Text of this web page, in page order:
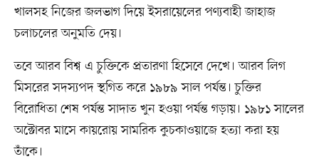
খালসহ নিজের জলভাগ দিয়ে ইসরায়েলের পণ্যবাহী জাহাজ
চলাচলের অনুমতি দেয়।
তবে আরব বিশ্ব এ চুক্তিকে প্রতারণা হিসেবে দেখে। আরব লিগ
মিসরের সদস্যপদ স্থগিত করে ১৯৮৯ সাল পর্যন্ত। চুক্তির
বিরোধিতা শেষ পর্যন্ত সাদাত খুন হওয়া পর্যন্ত গড়ায়। ১৯৮১ সালের
অক্টোবর মাসে কায়রোয় সামরিক কুচকাওয়াজে হত্যা করা হয়
তাঁকে।